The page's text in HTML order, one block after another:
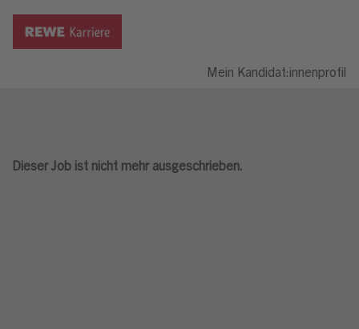
Mein Kandidat:innenprofil
Dieser Job ist nicht mehr ausgeschrieben.